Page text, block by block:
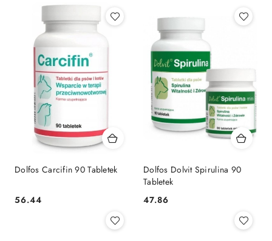
Dolfos Carcifin 90 Tabletek
Cena:
56.44
Dolfos Dolvit Spirulina 90
Tabletek
Cena:
47.86